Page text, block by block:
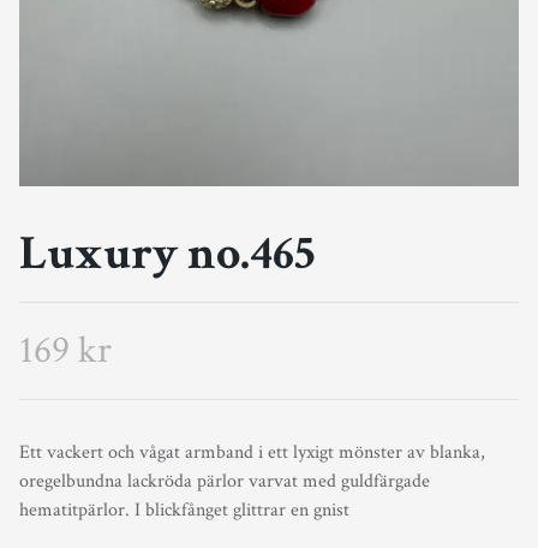
Luxury no.465
169 kr
Ett vackert och vågat armband i ett lyxigt mönster av blanka,
oregelbundna lackröda pärlor varvat med guldfärgade
hematitpärlor. I blickfånget glittrar en gnist